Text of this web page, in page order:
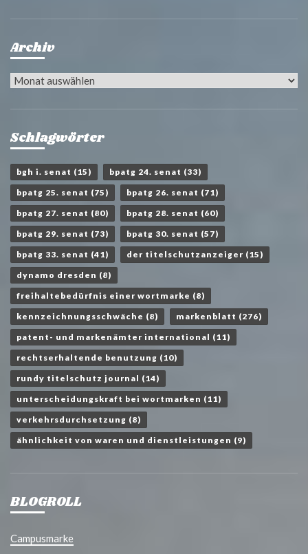
Archiv
Archiv
Schlagwörter
bgh i. senat (15) bpatg 24. senat (33)
bpatg 25. senat (75) bpatg 26. senat (71)
bpatg 27. senat (80) bpatg 28. senat (60)
bpatg 29. senat (73) bpatg 30. senat (57)
bpatg 33. senat (41) der titelschutzanzeiger (15)
dynamo dresden (8)
freihaltebedürfnis einer wortmarke (8)
kennzeichnungsschwäche (8) markenblatt (276)
patent- und markenämter international (11)
rechtserhaltende benutzung (10)
rundy titelschutz journal (14)
unterscheidungskraft bei wortmarken (11)
verkehrsdurchsetzung (8)
ähnlichkeit von waren und dienstleistungen (9)
BLOGROLL
Campusmarke